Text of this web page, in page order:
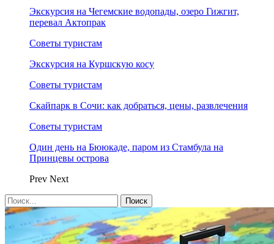
Экскурсия на Чегемские водопады, озеро Гижгит,
перевал Актопрак
Советы туристам
Экскурсия на Куршскую косу
Советы туристам
Скайпарк в Сочи: как добраться, цены, развлечения
Советы туристам
Один день на Бююкаде, паром из Стамбула на
Принцевы острова
Prev Next